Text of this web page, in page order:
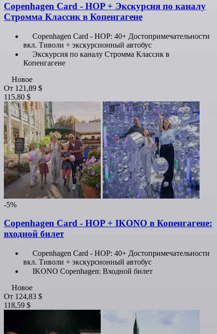
Copenhagen Card - HOP + Экскурсия по каналу
Стромма Классик в Копенгагене
Copenhagen Card - HOP: 40+ Достопримечательности
вкл. Тиволи + экскурсионный автобус
Экскурсия по каналу Стромма Классик в
Копенгагене
Новое
От 121,89 $
115,80 $
-5%
Copenhagen Card - HOP + IKONO в Копенгагене:
входной билет
Copenhagen Card - HOP: 40+ Достопримечательности
вкл. Тиволи + экскурсионный автобус
IKONO Copenhagen: Входной билет
Новое
От 124,83 $
118,59 $